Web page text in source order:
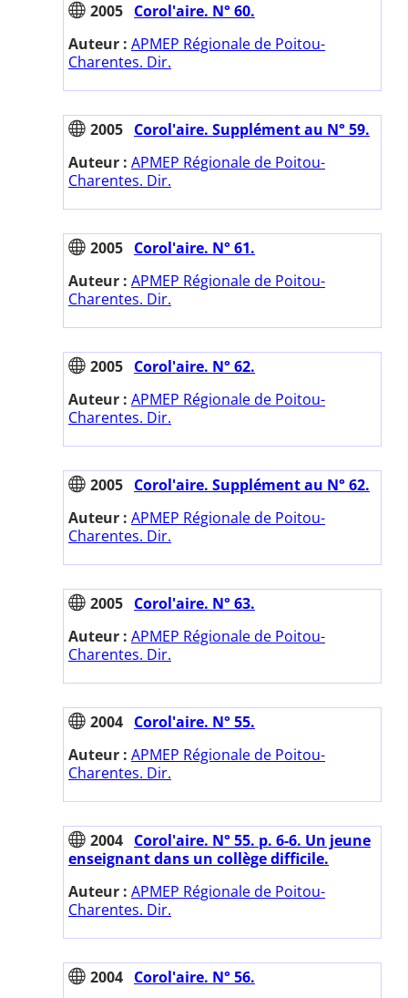
2005 Corol'aire. N° 60.
Auteur : APMEP Régionale de Poitou-
Charentes. Dir.
2005 Corol'aire. Supplément au N° 59.
Auteur : APMEP Régionale de Poitou-
Charentes. Dir.
2005 Corol'aire. N° 61.
Auteur : APMEP Régionale de Poitou-
Charentes. Dir.
2005 Corol'aire. N° 62.
Auteur : APMEP Régionale de Poitou-
Charentes. Dir.
2005 Corol'aire. Supplément au N° 62.
Auteur : APMEP Régionale de Poitou-
Charentes. Dir.
2005 Corol'aire. N° 63.
Auteur : APMEP Régionale de Poitou-
Charentes. Dir.
2004 Corol'aire. N° 55.
Auteur : APMEP Régionale de Poitou-
Charentes. Dir.
2004 Corol'aire. N° 55. p. 6-6. Un jeune
enseignant dans un collège difficile.
Auteur : APMEP Régionale de Poitou-
Charentes. Dir.
2004 Corol'aire. N° 56.